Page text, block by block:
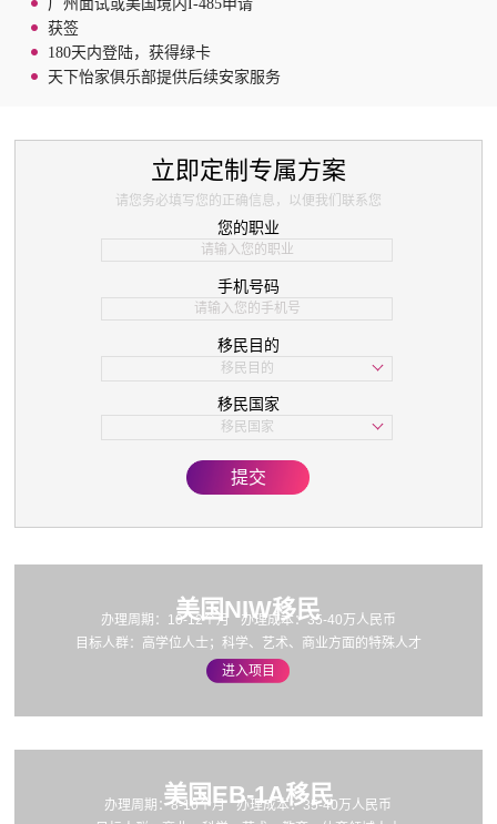
广州面试或美国境内I-485申请
获签
180天内登陆，获得绿卡
天下怡家俱乐部提供后续安家服务
立即定制专属方案
请您务必填写您的正确信息，以便我们联系您
您的职业
手机号码
移民目的
移民目的
子女教育
移民国家
移民国家
欧洲
亚洲
提交
美国NIW移民
办理周期：10-12个月
办理成本：35-40万人民币
目标人群：高学位人士；科学、艺术、商业方面的特殊人才
进入项目
美国EB-1A移民
办理周期：8-10个月
办理成本：35-40万人民币